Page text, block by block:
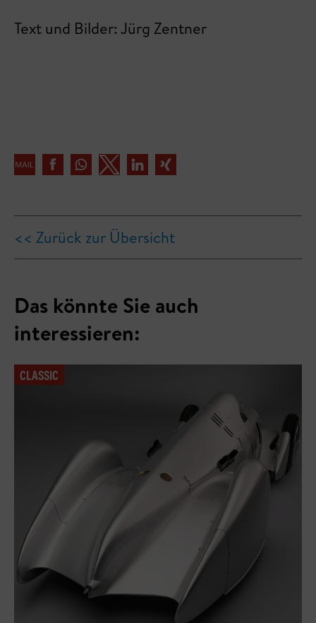
Text und Bilder: Jürg Zentner
<< Zurück zur Übersicht
Das könnte Sie auch
interessieren:
CLASSIC